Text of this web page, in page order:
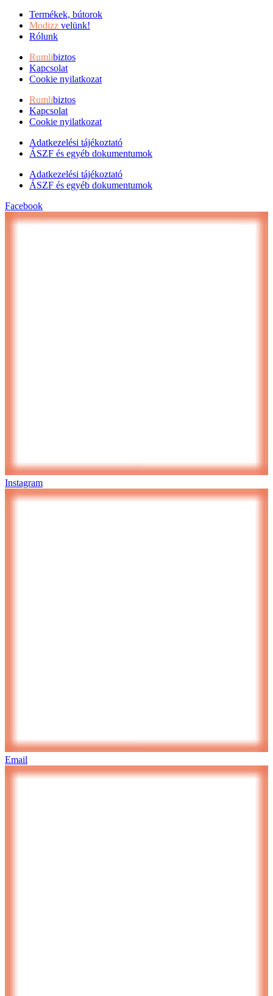
Termékek, bútorok
Modizz velünk!
Rólunk
Rumlibiztos
Kapcsolat
Cookie nyilatkozat
Rumlibiztos
Kapcsolat
Cookie nyilatkozat
Adatkezelési tájékoztató
ÁSZF és egyéb dokumentumok
Adatkezelési tájékoztató
ÁSZF és egyéb dokumentumok
Facebook
Instagram
Email